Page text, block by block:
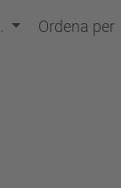
Ordena per